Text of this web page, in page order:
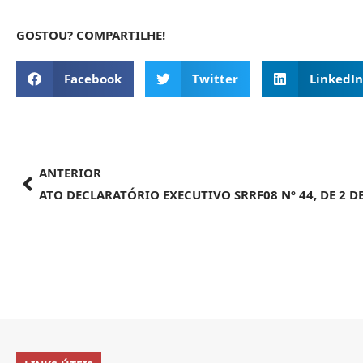
GOSTOU? COMPARTILHE!
Facebook Twitter LinkedIn
ANTERIOR